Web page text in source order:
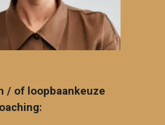
/ of loopbaankeuze